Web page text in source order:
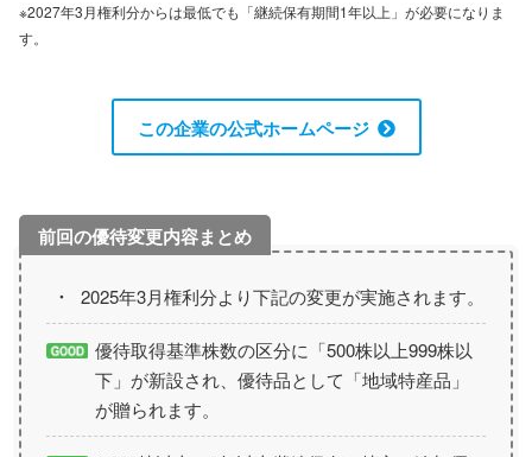
※2027年3月権利分からは最低でも「継続保有期間1年以上」が必要になりま
す。
この企業の公式ホームページ
2025年3月権利分より下記の変更が実施されます。
優待取得基準株数の区分に「500株以上999株以
下」が新設され、優待品として「地域特産品」
が贈られます。